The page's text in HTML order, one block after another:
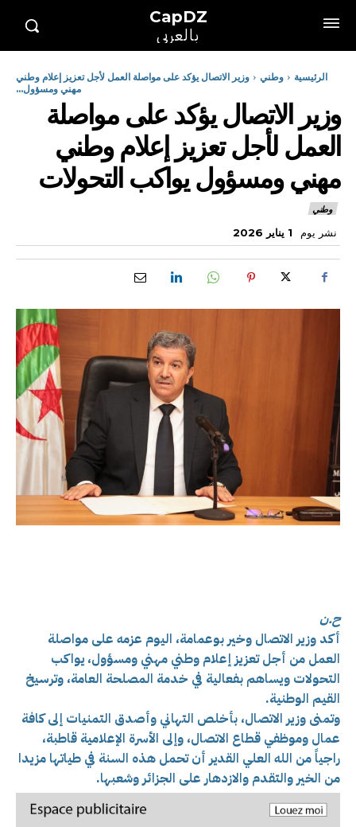
CapDZ
بالعربي
الرئيسية وطني
وزير الاتصال يؤكد على مواصلة العمل لأجل تعزيز إعلام وطني
مهني ومسؤول...
وزير الاتصال يؤكد على مواصلة
العمل لأجل تعزيز إعلام وطني
مهني ومسؤول يواكب التحولات
وطني
نشر يوم 1 يناير 2026
ح.ن
أكد وزير الاتصال وخير بوعمامة، اليوم عزمه على مواصلة
العمل من أجل تعزيز إعلام وطني مهني ومسؤول، يواكب
التحولات ويساهم بفعالية في خدمة المصلحة العامة، وترسيخ
القيم الوطنية.
وتمنى وزير الاتصال، بأخلص التهاني وأصدق التمنيات إلى كافة
عمال وموظفي قطاع الاتصال، وإلى الأسرة الإعلامية قاطبة،
راجياً من الله العلي القدير أن تحمل هذه السنة في طياتها مزيدا
من الخير والتقدم والازدهار على الجزائر وشعبها.